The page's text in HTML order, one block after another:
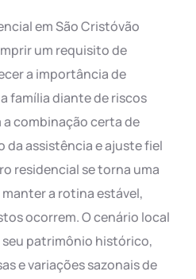
em São Cristóvão
um requisito de
a importância de
família diante de riscos
combinação certa de
assistência e ajuste fiel
residencial se torna uma
a rotina estável,
ocorrem. O cenário local
patrimônio histórico,
e variações sazonais de